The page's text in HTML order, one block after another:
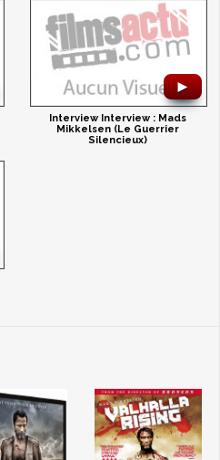
►
Interview Interview : Mads
Mikkelsen (Le Guerrier
Silencieux)